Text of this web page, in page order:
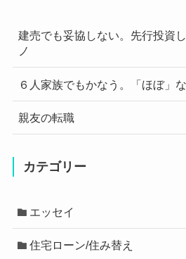
建売でも妥協しない。先行投資
ノ
６人家族でもかなう。「ほぼ」
親友の転職
カテゴリー
エッセイ
住宅ローン/住み替え